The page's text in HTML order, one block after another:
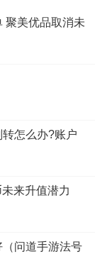
杰作，不要错过精
真的场景，具有很强
装备内购破解版中玩
功地生活。寻找各种
源，许多特殊的挑战
聚美优品取消未
怎么办?账户
来升值潜力
问道手游法号